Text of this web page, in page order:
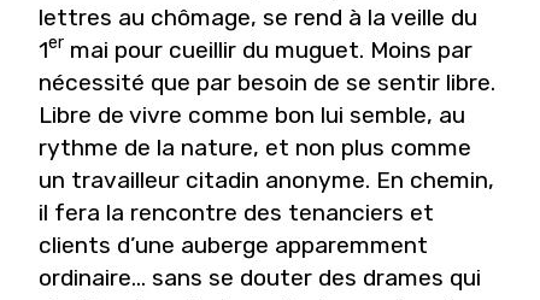
lettres au chômage, se rend à la veille du
1er mai pour cueillir du muguet. Moins par
nécessité que par besoin de se sentir libre.
Libre de vivre comme bon lui semble, au
rythme de la nature, et non plus comme
un travailleur citadin anonyme. En chemin,
il fera la rencontre des tenanciers et
clients d’une auberge apparemment
ordinaire… sans se douter des drames qui